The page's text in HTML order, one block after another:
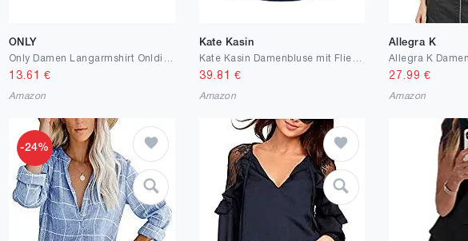
ONLY
13.61 €
Amazon
Kate Kasin
39.81 €
Amazon
Allegra K
27.99 €
Amazon
-24%